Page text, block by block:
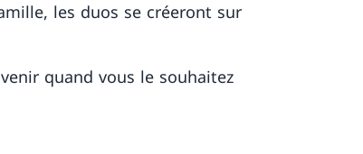
les duos se créeront sur
quand vous le souhaitez